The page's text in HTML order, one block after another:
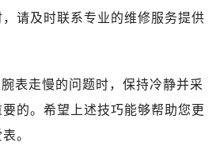
请及时联系专业的维修服务提供
表走慢的问题时，保持冷静并采
的。希望上述技巧能够帮助您更
。